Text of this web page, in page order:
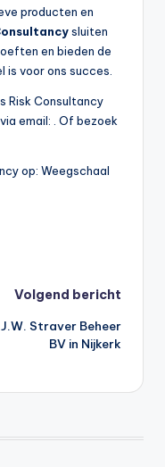
producten en
sluiten
en bieden de
voor ons succes.
Risk Consultancy
email:
. Of bezoek
op: Weegschaal
Volgend bericht
Straver Beheer
BV in Nijkerk